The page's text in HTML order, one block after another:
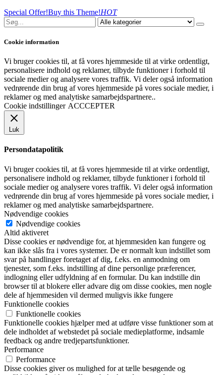
Special Offer!Buy this Theme!HOT
Cookie information
Vi bruger cookies til, at få vores hjemmeside til at virke ordentligt,
personalisere indhold og reklamer, tilbyde funktioner i forhold til
sociale medier og analysere vores traffik. Vi deler også information
vedrørende din brug af vores hjemmeside på vores sociale medier, i
reklamer og med analytiske samarbejdspartnere..
Cookie indstillinger ACCCEPTER
Luk
Persondatapolitik
Vi bruger cookies til, at få vores hjemmeside til at virke ordentligt,
personalisere indhold og reklamer, tilbyde funktioner i forhold til
sociale medier og analysere vores traffik. Vi deler også information
vedrørende din brug af vores hjemmeside på vores sociale medier, i
reklamer og med analytiske samarbejdspartnere.
Nødvendige cookies
Nødvendige cookies
Altid aktiveret
Disse cookies er nødvendige for, at hjemmesiden kan fungere og
kan ikke slås fra i vores systemer. De er normalt kun indstillet som
svar på handlinger foretaget af dig, f.eks. en anmodning om
tjenester, som f.eks. indstilling af dine personlige præferencer,
indlogning eller udfyldning af en formular. Du kan indstille din
browser til at blokere eller advare dig om disse cookies, men nogle
dele af hjemmesiden vil dermed muligvis ikke fungere
Funktionelle cookies
Funktionelle cookies
Funktionelle cookies hjælper med at udføre visse funktioner som at
dele indholdet af webstedet på sociale medieplatforme, indsamle
feedback og andre tredjepartsfunktioner.
Performance
Performance
Disse cookies giver os mulighed for at tælle besøgende og